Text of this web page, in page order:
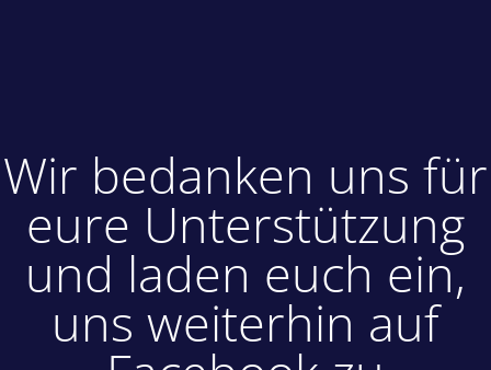
Wir bedanken uns für
eure Unterstützung
und laden euch ein,
uns weiterhin auf